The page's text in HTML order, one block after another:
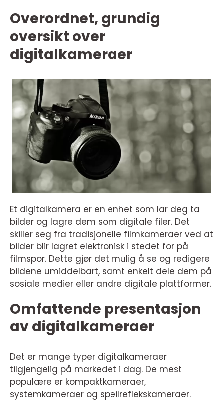
Overordnet, grundig
oversikt over
digitalkameraer
Et digitalkamera er en enhet som lar deg ta
bilder og lagre dem som digitale filer. Det
skiller seg fra tradisjonelle filmkameraer ved at
bilder blir lagret elektronisk i stedet for på
filmspor. Dette gjør det mulig å se og redigere
bildene umiddelbart, samt enkelt dele dem på
sosiale medier eller andre digitale plattformer.
Omfattende presentasjon
av digitalkameraer
Det er mange typer digitalkameraer
tilgjengelig på markedet i dag. De mest
populære er kompaktkameraer,
systemkameraer og speilreflekskameraer.